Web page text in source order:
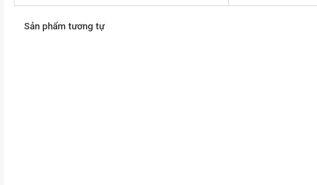
Sản phẩm tương tự